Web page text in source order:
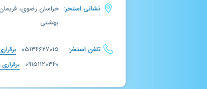
نشانی استخر: خراسان رضوی،
بهشتی
تلفن استخر: ۰۵۱۳۴۶۲۷۰۱۵
۰۹۱۵۱۱۲۰۳۴۰